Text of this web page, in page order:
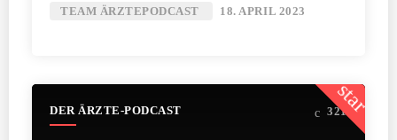
TEAM ÄRZTEPODCAST 18. APRIL 2023
DER ÄRZTE-PODCAST 321
star